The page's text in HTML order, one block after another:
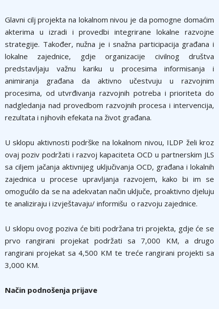
Glavni cilj projekta na lokalnom nivou je da pomogne domaćim
akterima u izradi i provedbi integrirane lokalne razvojne
strategije. Također, nužna je i snažna participacija građana i
lokalne zajednice, gdje organizacije civilnog društva
predstavljaju važnu kariku u procesima informisanja i
animiranja građana da aktivno učestvuju u razvojnim
procesima, od utvrđivanja razvojnih potreba i prioriteta do
nadgledanja nad provedbom razvojnih procesa i intervencija,
rezultata i njihovih efekata na život građana.
U sklopu aktivnosti podrške na lokalnom nivou, ILDP želi kroz
ovaj poziv podržati i razvoj kapaciteta OCD u partnerskim JLS
sa ciljem jačanja aktivnijeg uključivanja OCD, građana i lokalnih
zajednica u procese upravljanja razvojem, kako bi im se
omogućilo da se na adekvatan način uključe, proaktivno djeluju
te analiziraju i izvještavaju/ informišu o razvoju zajednice.
U sklopu ovog poziva će biti podržana tri projekta, gdje će se
prvo rangirani projekat podržati sa 7,000 KM, a drugo
rangirani projekat sa 4,500 KM te treće rangirani projekti sa
3,000 KM.
Način podnošenja prijave